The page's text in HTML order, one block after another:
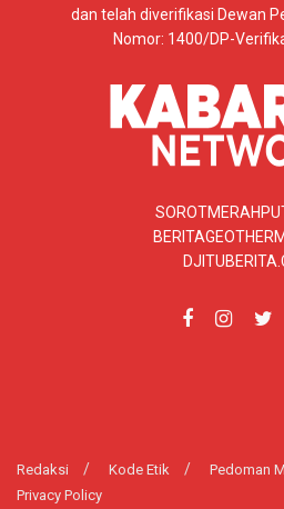
dan telah diverifikasi Dewan
Nomor: 1400/DP-
Redaksi Kode Etik
Pedoman
Privacy Policy